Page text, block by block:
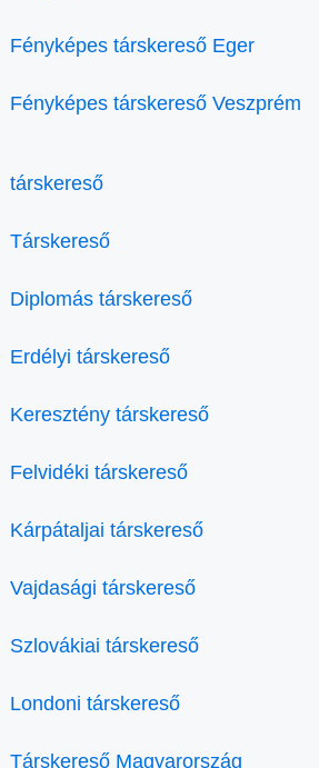
Fényképes társkereső Eger
Fényképes társkereső Veszprém
társkereső
Társkereső
Diplomás társkereső
Erdélyi társkereső
Keresztény társkereső
Felvidéki társkereső
Kárpátaljai társkereső
Vajdasági társkereső
Szlovákiai társkereső
Londoni társkereső
Társkereső Magyarország